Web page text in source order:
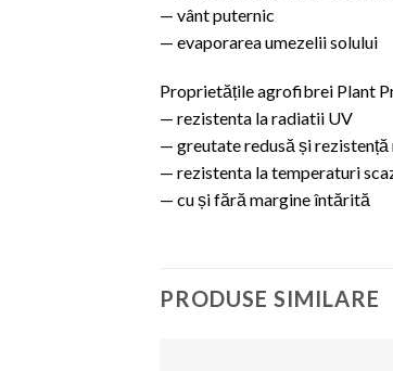
— vânt puternic
— evaporarea umezelii solului
Proprietățile agrofibrei Plant
— rezistenta la radiatii UV
— greutate redusă și
— rezistenta la temperaturi
— cu și fără margine întărită
PRODUSE SIMILARE